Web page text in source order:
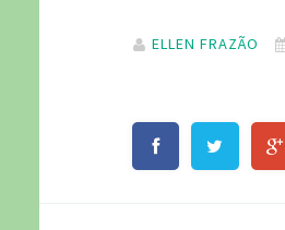
ELLEN FRAZÃO